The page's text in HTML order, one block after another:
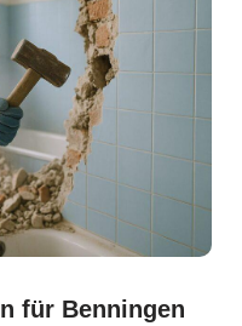
für Benningen